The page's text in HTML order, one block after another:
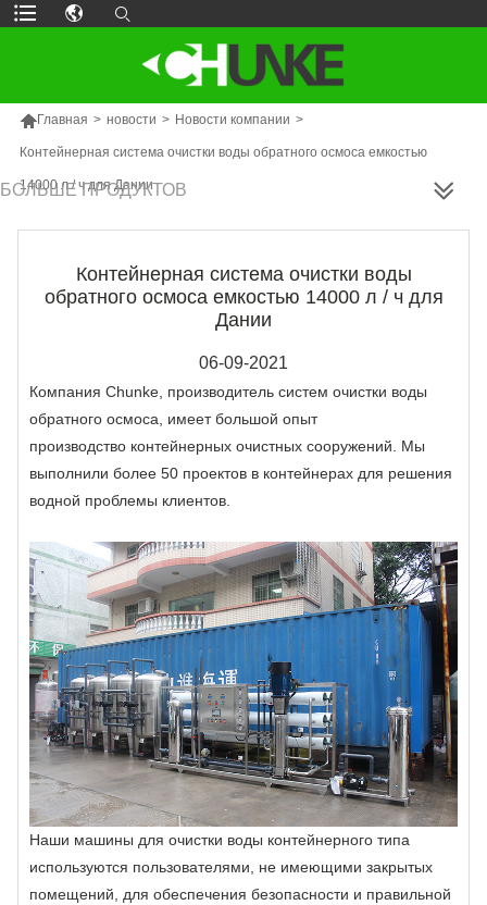
Главная > новости > Новости компании >
Контейнерная система очистки воды обратного осмоса емкостью
14000 л / ч для Дании
БОЛЬШЕ ПРОДУКТОВ
Контейнерная система очистки воды
обратного осмоса емкостью 14000 л / ч для
Дании
06-09-2021
Компания Chunke, производитель систем очистки воды
обратного осмоса, имеет большой опыт
производство контейнерных очистных сооружений. Мы
выполнили более 50 проектов в контейнерах для решения
водной проблемы клиентов.
Наши машины для очистки воды контейнерного типа
используются пользователями, не имеющими закрытых
помещений, для обеспечения безопасности и правильной